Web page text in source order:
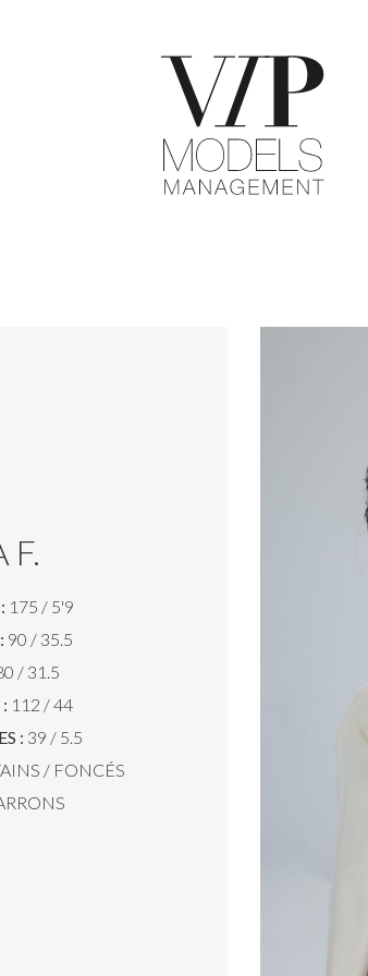
F.
175 / 5'9
90 / 35.5
/ 31.5
112 / 44
: 39 / 5.5
/ FONCÉS